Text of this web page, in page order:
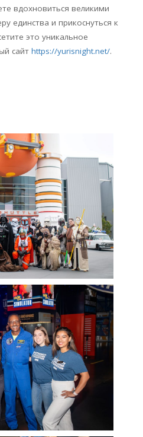
вдохновиться великими
единства и прикоснуться к
это уникальное
сайт https://yurisnight.net/.